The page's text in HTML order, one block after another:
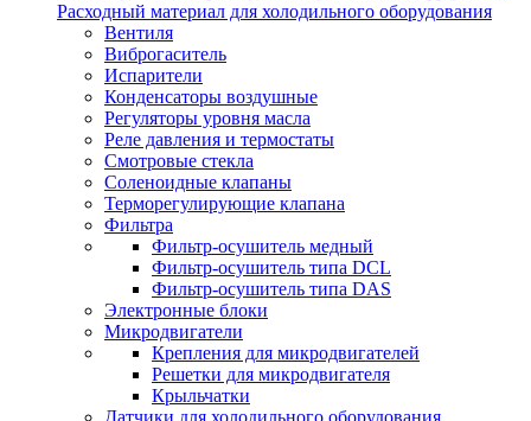
Расходный материал для холодильного оборудования
Вентиля
Виброгаситель
Испарители
Конденсаторы воздушные
Регуляторы уровня масла
Реле давления и термостаты
Смотровые стекла
Соленоидные клапаны
Терморегулирующие клапана
Фильтра
Фильтр-осушитель медный
Фильтр-осушитель типа DCL
Фильтр-осушитель типа DAS
Электронные блоки
Микродвигатели
Крепления для микродвигателей
Решетки для микродвигателя
Крыльчатки
Датчики для холодильного оборудования